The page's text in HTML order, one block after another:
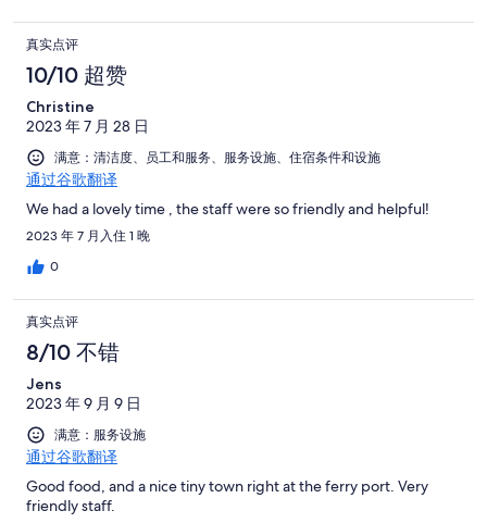
真实点评
10/10 超赞
Christine
2023 年 7 月 28 日
满意：清洁度、员工和服务、服务设施、住宿条件和设施
通过谷歌翻译
We had a lovely time , the staff were so friendly and helpful!
2023 年 7 月入住 1 晚
0
真实点评
8/10 不错
Jens
2023 年 9 月 9 日
满意：服务设施
通过谷歌翻译
Good food, and a nice tiny town right at the ferry port. Very
friendly staff.